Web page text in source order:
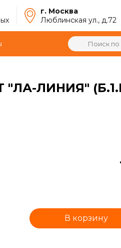
г. Москва
Люблинская ул., д.72
ЛИНИЯ"
В корзину